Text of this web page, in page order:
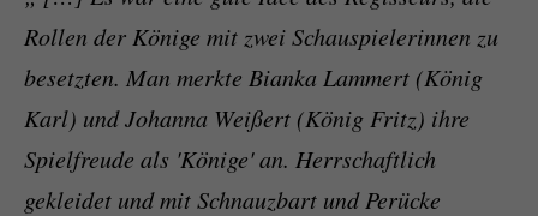
Rollen der Könige mit zwei Schauspielerinnen zu
besetzten. Man merkte Bianka Lammert (König
Karl) und Johanna Weißert (König Fritz) ihre
Spielfreude als 'Könige' an. Herrschaftlich
gekleidet und mit Schnauzbart und Perücke